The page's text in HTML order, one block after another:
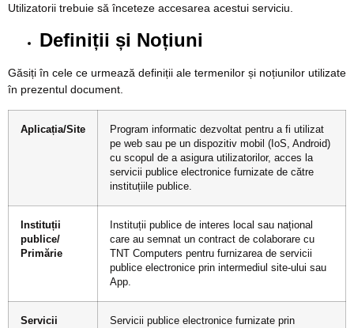
Utilizatorii trebuie să înceteze accesarea acestui serviciu.
Definiții și Noțiuni
Găsiți în cele ce urmează definiții ale termenilor și noțiunilor utilizate
în prezentul document.
Aplicația/Site
Program informatic dezvoltat pentru a fi utilizat
pe web sau pe un dispozitiv mobil (IoS, Android)
cu scopul de a asigura utilizatorilor, acces la
servicii publice electronice furnizate de către
instituțiile publice.
Instituții
publice/
Primărie
Instituții publice de interes local sau național
care au semnat un contract de colaborare cu
TNT Computers pentru furnizarea de servicii
publice electronice prin intermediul site-ului sau
App.
Servicii
Servicii publice electronice furnizate prin